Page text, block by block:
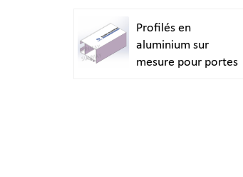
Profilés en
aluminium sur
mesure pour portes